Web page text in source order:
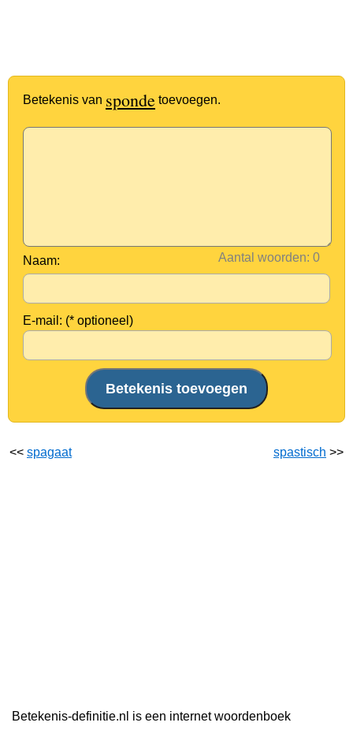
Betekenis van sponde toevoegen.
Aantal woorden:
Naam:
E-mail: (* optioneel)
<< spagaat spastisch >>
Betekenis-definitie.nl is een internet woordenboek